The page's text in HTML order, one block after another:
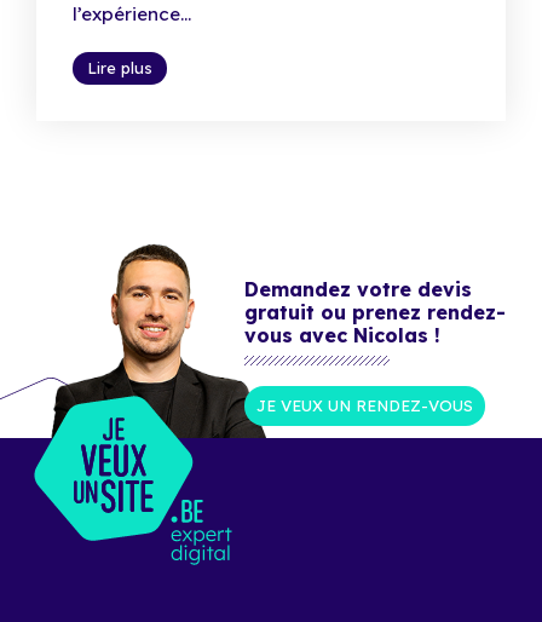
l’expérience...
Lire plus
Demandez votre devis
gratuit ou prenez rendez-
vous avec Nicolas !
JE VEUX UN RENDEZ-VOUS